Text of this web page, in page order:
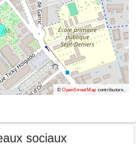
©OpenStreetMap contributors.
sociaux